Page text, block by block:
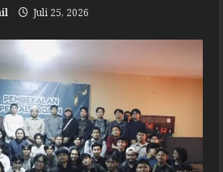
Juli 25, 2026